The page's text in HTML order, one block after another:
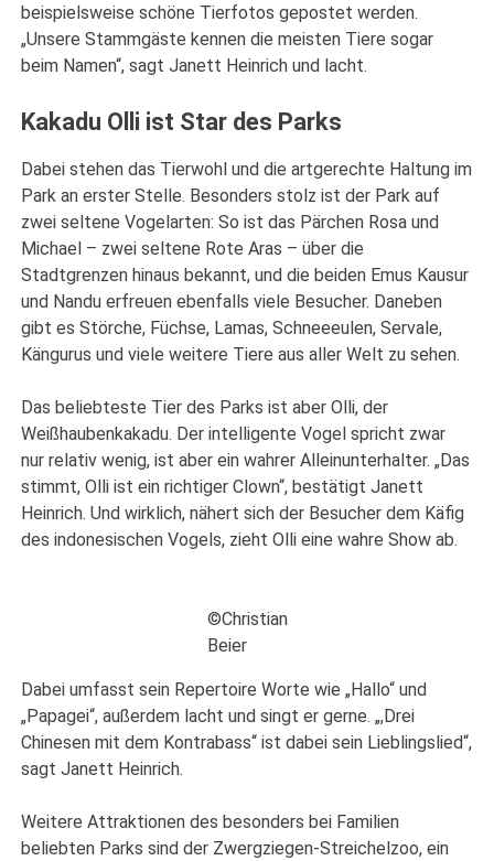
beispielsweise schöne Tierfotos gepostet werden.
„Unsere Stammgäste kennen die meisten Tiere sogar
beim Namen“, sagt Janett Heinrich und lacht.
Kakadu Olli ist Star des Parks
Dabei stehen das Tierwohl und die artgerechte Haltung im
Park an erster Stelle. Besonders stolz ist der Park auf
zwei seltene Vogelarten: So ist das Pärchen Rosa und
Michael – zwei seltene Rote Aras – über die
Stadtgrenzen hinaus bekannt, und die beiden Emus Kausur
und Nandu erfreuen ebenfalls viele Besucher. Daneben
gibt es Störche, Füchse, Lamas, Schneeeulen, Servale,
Kängurus und viele weitere Tiere aus aller Welt zu sehen.
Das beliebteste Tier des Parks ist aber Olli, der
Weißhaubenkakadu. Der intelligente Vogel spricht zwar
nur relativ wenig, ist aber ein wahrer Alleinunterhalter. „Das
stimmt, Olli ist ein richtiger Clown“, bestätigt Janett
Heinrich. Und wirklich, nähert sich der Besucher dem Käfig
des indonesischen Vogels, zieht Olli eine wahre Show ab.
©Christian
Beier
Dabei umfasst sein Repertoire Worte wie „Hallo“ und
„Papagei“, außerdem lacht und singt er gerne. „,Drei
Chinesen mit dem Kontrabass‘‘ ist dabei sein Lieblingslied“,
sagt Janett Heinrich.
Weitere Attraktionen des besonders bei Familien
beliebten Parks sind der Zwergziegen-Streichelzoo, ein